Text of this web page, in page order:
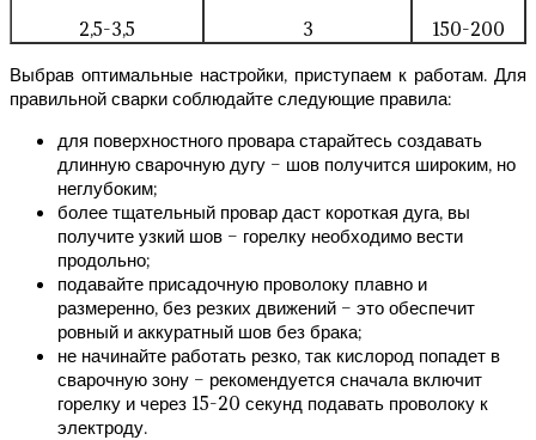
2,5-3,5
3
150-200
Выбрав оптимальные настройки, приступаем к работам. Для
правильной сварки соблюдайте следующие правила:
для поверхностного провара старайтесь создавать
длинную сварочную дугу – шов получится широким, но
неглубоким;
более тщательный провар даст короткая дуга, вы
получите узкий шов – горелку необходимо вести
продольно;
подавайте присадочную проволоку плавно и
размеренно, без резких движений – это обеспечит
ровный и аккуратный шов без брака;
не начинайте работать резко, так кислород попадет в
сварочную зону – рекомендуется сначала включит
горелку и через 15-20 секунд подавать проволоку к
электроду.